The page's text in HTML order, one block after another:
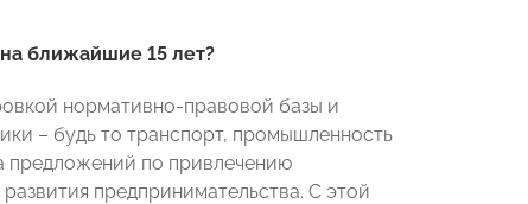
ближайшие 15 лет?
нормативно-правовой базы и
– будь то транспорт, промышленность
предложений по привлечению
предпринимательства. С этой